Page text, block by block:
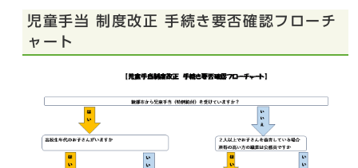
児童手当 制度改正 手続き要否確認フローチ
ャート